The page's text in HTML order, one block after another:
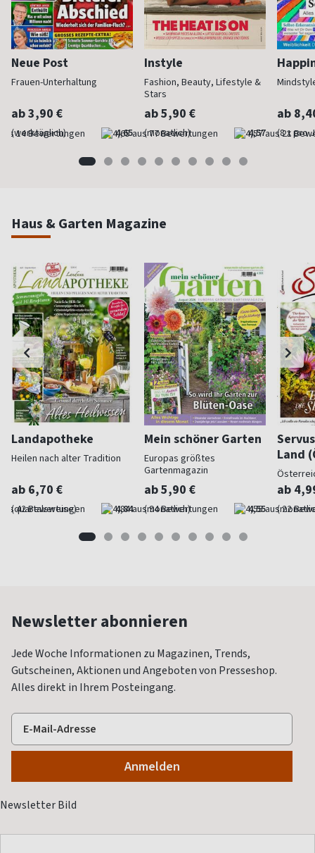
Neue Post
Frauen-Unterhaltung
ab 3,90 €
(werktäglich) 4,65
Instyle
Fashion, Beauty, Lifestyle &
Stars
ab 5,90 €
(monatlich) 4,57
ab
(8 x pro
Haus & Garten Magazine
Landapotheke
Heilen nach alter Tradition
ab 6,70 €
(quartalsweise) 4,84
Mein schöner Garten
Europas größtes
Gartenmagazin
ab 5,90 €
(monatlich) 4,55
Land
ab
Newsletter abonnieren
Jede Woche Informationen zu Magazinen, Trends,
Gutscheinen, Aktionen und Angeboten von Presseshop.
Alles direkt in Ihrem Posteingang.